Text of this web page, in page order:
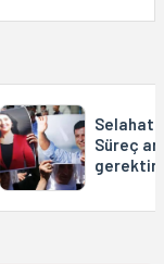
Süreç